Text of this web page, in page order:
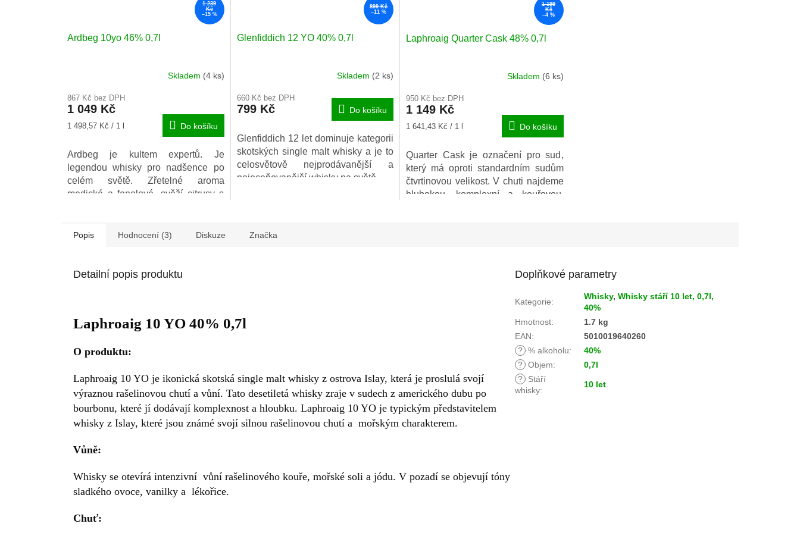
1 239
Kč
–15 %
Ardbeg 10yo 46% 0,7l
produktu
je
5,0
hvězdiček.
Skladem (4 ks)
867 Kč bez DPH
1 049 Kč
Měrná
1 498,57 Kč / 1 l Do košíku
Ardbeg je kultem expertů. Je
legendou whisky pro nadšence po
celém světě. Zřetelné aroma
medické a fenolové, svěží citrusy s
ozvěny moře,jódu a uzených ryb.
899 Kč
–11 %
Glenfiddich 12 YO 40% 0,7l
produktu
je
z
5
hvězdiček.
Skladem (2 ks)
660 Kč bez DPH
799 Kč Do košíku
Glenfiddich 12 let dominuje kategorii
skotských single malt whisky a je to
celosvětově nejprodávanější a
nejoceňovanější whisky na světě.
1 199
Kč
–4 %
Laphroaig Quarter Cask 48% 0,7l
Skladem (6 ks)
950 Kč bez DPH
1 149 Kč
Měrná
1 641,43 Kč / 1 l Do košíku
Quarter Cask je označení pro sud,
který má oproti standardním sudům
čtvrtinovou velikost. V chuti najdeme
hlubokou, komplexní a kouřovou,
Popis Hodnocení (3) Diskuze Značka
Detailní popis produktu
Laphroaig 10 YO 40% 0,7l
O produktu:
Laphroaig 10 YO je ikonická skotská single malt whisky z ostrova Islay, která je proslulá svojí
výraznou rašelinovou chutí a vůní. Tato desetiletá whisky zraje v sudech z amerického dubu po
bourbonu, které jí dodávají komplexnost a hloubku. Laphroaig 10 YO je typickým představitelem
whisky z Islay, které jsou známé svojí silnou rašelinovou chutí a mořským charakterem.
Vůně:
Whisky se otevírá intenzivní vůní rašelinového kouře, mořské soli a jódu. V pozadí se objevují tóny
sladkého ovoce, vanilky a lékořice.
Chuť:
Doplňkové parametry
Kategorie:
Whisky,Whisky stáří 10 let, 0,7l,
40%
Hmotnost:
1.7 kg
EAN:
5010019640260
? % alkoholu:
40%
? Objem:
0,7l
?
Stáří
whisky:
10 let